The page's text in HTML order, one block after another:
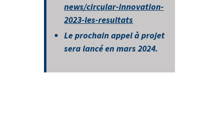
news/circular-innovation-
2023-les-resultats
Le prochain appel à projet
sera lancé en mars 2024.